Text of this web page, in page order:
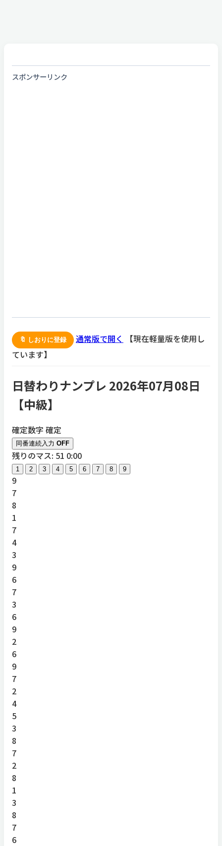
スポンサーリンク
🔖 しおりに登録 通常版で開く
【現在軽量版を使用し
ています】
日替わりナンプレ 2026年07月08日
【中級】
確定数字 確定
同番連続入力 OFF
残りのマス: 51 0:00
1 2 3 4 5 6 7 8 9
9
7
8
1
7
4
3
9
6
7
3
6
9
2
6
9
7
2
4
5
3
8
7
2
8
1
3
8
7
6